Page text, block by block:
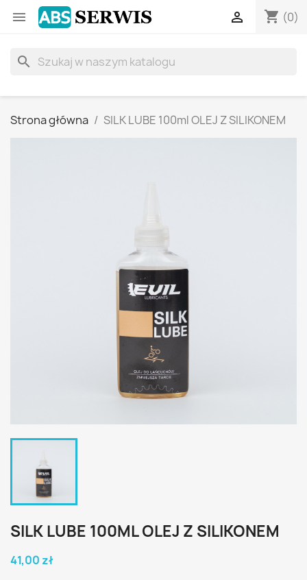
 shopping_cart (0)

search
Strona główna SILK LUBE 100ml OLEJ Z SILIKONEM
SILK LUBE 100ML OLEJ Z SILIKONEM
41,00 zł